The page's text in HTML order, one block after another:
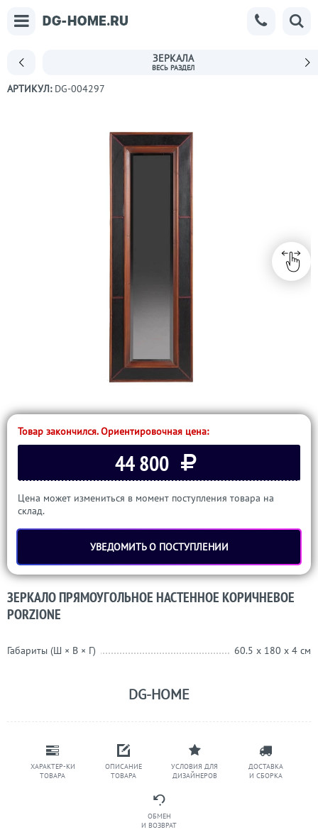
ЗЕРКАЛА
АРТИКУЛ: DG-004297
ХАРАКТЕР-КИ
ТОВАРА
ОПИСАНИЕ
ТОВАРА
УСЛОВИЯ ДЛЯ
ДИЗАЙНЕРОВ
ДОСТАВКА
И СБОРКА
ОБМЕН
И ВОЗВРАТ
Товар закончился. Ориентировочная цена:
44 800
Цена может измениться в момент поступления товара на
склад.
УВЕДОМИТЬ О ПОСТУПЛЕНИИ
ЗЕРКАЛО ПРЯМОУГОЛЬНОЕ НАСТЕННОЕ КОРИЧНЕВОЕ
PORZIONE
Габариты (Ш × В × Г) 60.5 x 180 x 4 см
DG-HOME